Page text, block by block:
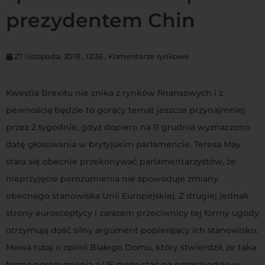
prezydentem Chin
27 listopada, 2018 12:36 Komentarze rynkowe
Kwestia Brexitu nie znika z rynków finansowych i z
pewnością będzie to gorący temat jeszcze przynajmniej
przez 2 tygodnie, gdyż dopiero na 11 grudnia wyznaczono
datę głosowania w brytyjskim parlamencie. Teresa May
stara się obecnie przekonywać parlamentarzystów, że
nieprzyjęcie porozumienia nie spowoduje zmiany
obecnego stanowiska Unii Europejskiej. Z drugiej jednak
strony eurosceptycy i zarazem przeciwnicy tej formy ugody
otrzymują dość silny argument popierający ich stanowisko.
Mowa tutaj o opinii Białego Domu, który stwierdził, że taka